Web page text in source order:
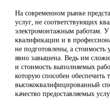
На современном рынке
услуг, не соответствующих
электромонтажным работам.
квалификации и в
не подготовлены, а стоимость
явно завышена. Ведь им
и стоимость выполняемых
которую способен обеспечить
высококвалифицированный
качество предоставляемых